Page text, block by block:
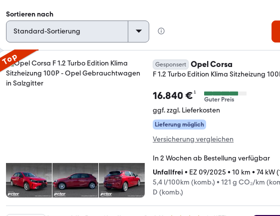
Sortieren nach
Top Gesponsert Opel Corsa
F 1.2 Turbo Edition Klima Sitzheizung
16.840 €¹
Guter Preis
ggf. zzgl. Lieferkosten
Lieferung möglich
Versicherung vergleichen
In 2 Wochen ab Bestellung verfügbar
Unfallfrei • EZ 09/2025 • 10 km • 74 kW
5,4 l/100km (komb.) • 121 g CO₂/km
D (komb.)